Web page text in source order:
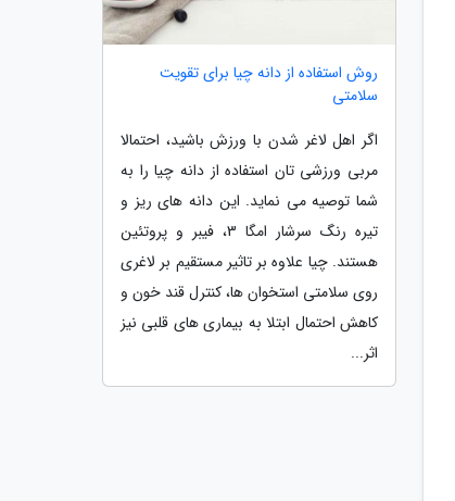
روش استفاده از دانه چیا برای تقویت
سلامتی
اگر اهل لاغر شدن با ورزش باشید، احتمالا
مربی ورزشی تان استفاده از دانه چیا را به
شما توصیه می نماید. این دانه های ریز و
تیره رنگ سرشار امگا 3، فیبر و پروتئین
هستند. چیا علاوه بر تاثیر مستقیم بر لاغری
روی سلامتی استخوان ها، کنترل قند خون و
کاهش احتمال ابتلا به بیماری های قلبی نیز
اثر...